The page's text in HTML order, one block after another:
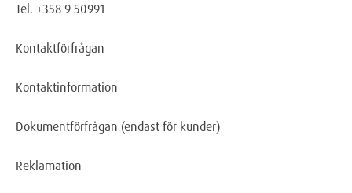
Tel. +358 9 50991
Kontaktförfrågan
Kontaktinformation
Dokumentförfrågan (endast för kunder)
Reklamation